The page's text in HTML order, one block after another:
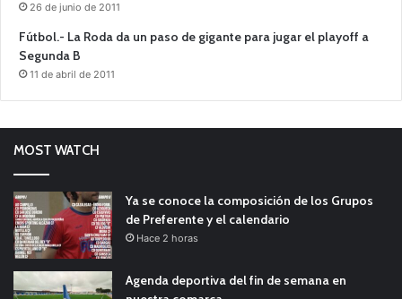
26 de junio de 2011
Fútbol.- La Roda da un paso de gigante para jugar el playoff a
Segunda B
11 de abril de 2011
MOST WATCH
Ya se conoce la composición de los Grupos
de Preferente y el calendario
Hace 2 horas
Agenda deportiva del fin de semana en